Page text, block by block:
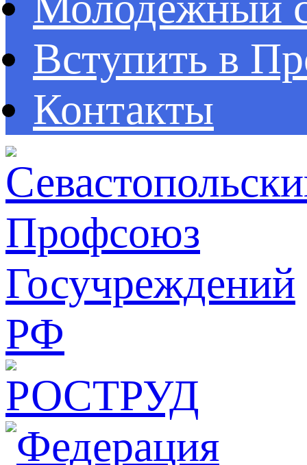
Вступить в
Контакты